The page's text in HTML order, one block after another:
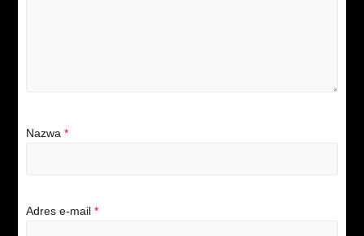
Nazwa *
Adres e-mail *